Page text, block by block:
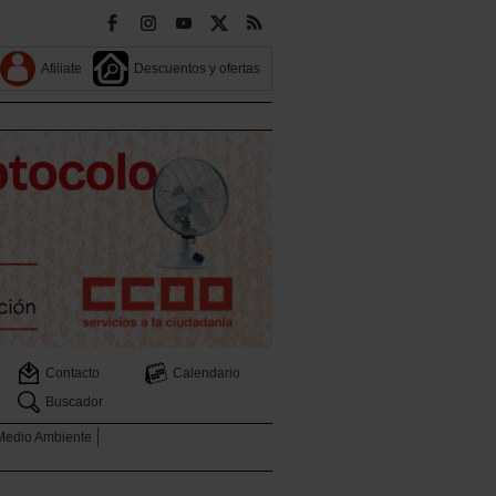
Afiliate Descuentos y ofertas
Contacto
Calendario
Buscador
Ambiente